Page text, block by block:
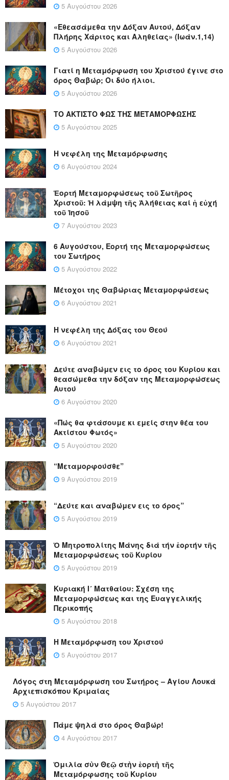
5 Αυγούστου 2026
«Εθεασάμεθα την Δόξαν Αυτού, Δόξαν
Πλήρης Χάριτος και Αληθείας» (Ιωάν.1,14)
5 Αυγούστου 2026
Γιατί η Μεταμόρφωση του Χριστού έγινε στο
όρος Θαβώρ; Οι δύο ήλιοι.
5 Αυγούστου 2026
ΤΟ ΑΚΤΙΣΤΟ ΦΩΣ ΤΗΣ ΜΕΤΑΜΟΡΦΩΣΗΣ
5 Αυγούστου 2025
Η νεφέλη της Μεταμόρφωσης
6 Αυγούστου 2024
Ἑορτή Μεταμορφώσεως τοῦ Σωτῆρος
Χριστοῦ: Ἡ λάμψη τῆς Ἀλήθειας καί ἡ εὐχή
τοῦ Ἰησοῦ
7 Αυγούστου 2023
6 Αυγούστου, Εορτή της Μεταμορφώσεως
του Σωτήρος
5 Αυγούστου 2022
Μέτοχοι της Θαβώριας Μεταμορφώσεως
6 Αυγούστου 2021
Η νεφέλη της Δόξας του Θεού
6 Αυγούστου 2021
Δεύτε αναβώμεν εις το όρος του Κυρίου και
θεασώμεθα την δόξαν της Μεταμορφώσεως
Αυτού
6 Αυγούστου 2020
«Πώς θα φτάσουμε κι εμείς στην θέα του
Ακτίστου Φωτός»
5 Αυγούστου 2020
“Μεταμορφούσθε”
9 Αυγούστου 2019
“Δεύτε και αναβώμεν εις το όρος”
5 Αυγούστου 2019
Ὁ Μητροπολίτης Μάνης διά τήν ἑορτήν τῆς
Μεταμορφώσεως τοῦ Κυρίου
5 Αυγούστου 2019
Κυριακή Ι´ Ματθαίου: Σχέση της
Μεταμορφώσεως και της Ευαγγελικής
Περικοπής
5 Αυγούστου 2018
Η Μεταμόρφωση του Χριστού
5 Αυγούστου 2017
Λόγος στη Μεταμόρφωση του Σωτήρος – Αγίου Λουκά
Αρχιεπισκόπου Κριμαίας
5 Αυγούστου 2017
Πάμε ψηλά στο όρος Θαβώρ!
4 Αυγούστου 2017
Ὁμιλία σὺν Θεῷ στὴν ἑορτὴ τῆς
Μεταμόρφωσης τοῦ Κυρίου